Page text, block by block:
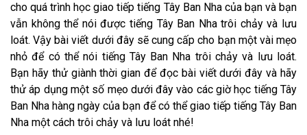
cho quá trình học giao tiếp tiếng Tây Ban Nha của bạn và bạn
vẫn không thể nói được tiếng Tây Ban Nha trôi chảy và lưu
loát. Vậy bài viết dưới đây sẽ cung cấp cho bạn một vài mẹo
nhỏ để có thể nói tiếng Tây Ban Nha trôi chảy và lưu loát.
Bạn hãy thử giành thời gian để đọc bài viết dưới đây và hãy
thử áp dụng một số mẹo dưới đây vào các giờ học tiếng Tây
Ban Nha hàng ngày của bạn để có thể giao tiếp tiếng Tây Ban
Nha một cách trôi chảy và lưu loát nhé!